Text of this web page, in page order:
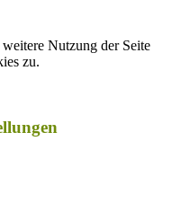
Nutzung der Seite
zu.